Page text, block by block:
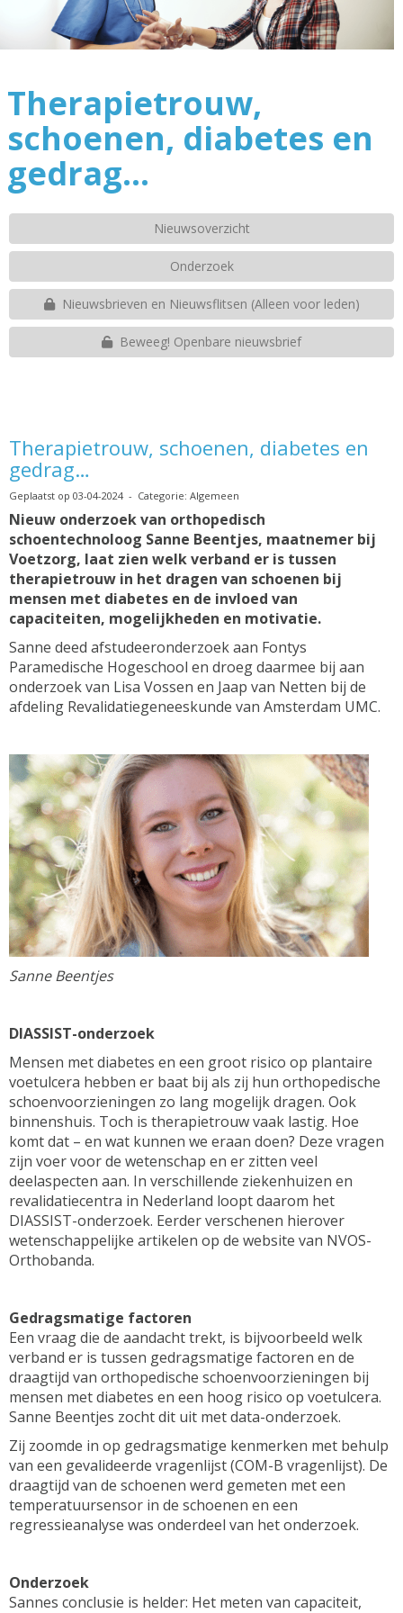
Therapietrouw,
schoenen, diabetes en
gedrag…
Nieuwsoverzicht
Onderzoek
Nieuwsbrieven en Nieuwsflitsen (Alleen voor leden)
Beweeg! Openbare nieuwsbrief
Therapietrouw, schoenen, diabetes en
gedrag…
Geplaatst op 03-04-2024 - Categorie: Algemeen
Nieuw onderzoek van orthopedisch
schoentechnoloog Sanne Beentjes, maatnemer bij
Voetzorg, laat zien welk verband er is tussen
therapietrouw in het dragen van schoenen bij
mensen met diabetes en de invloed van
capaciteiten, mogelijkheden en motivatie.
Sanne deed afstudeeronderzoek aan Fontys
Paramedische Hogeschool en droeg daarmee bij aan
onderzoek van Lisa Vossen en Jaap van Netten bij de
afdeling Revalidatiegeneeskunde van Amsterdam UMC.
Sanne Beentjes
DIASSIST-onderzoek
Mensen met diabetes en een groot risico op plantaire
voetulcera hebben er baat bij als zij hun orthopedische
schoenvoorzieningen zo lang mogelijk dragen. Ook
binnenshuis. Toch is therapietrouw vaak lastig. Hoe
komt dat – en wat kunnen we eraan doen? Deze vragen
zijn voer voor de wetenschap en er zitten veel
deelaspecten aan. In verschillende ziekenhuizen en
revalidatiecentra in Nederland loopt daarom het
DIASSIST-onderzoek. Eerder verschenen hierover
wetenschappelijke artikelen op de website van NVOS-
Orthobanda.
Gedragsmatige factoren
Een vraag die de aandacht trekt, is bijvoorbeeld welk
verband er is tussen gedragsmatige factoren en de
draagtijd van orthopedische schoenvoorzieningen bij
mensen met diabetes en een hoog risico op voetulcera.
Sanne Beentjes zocht dit uit met data-onderzoek.
Zij zoomde in op gedragsmatige kenmerken met behulp
van een gevalideerde vragenlijst (COM-B vragenlijst). De
draagtijd van de schoenen werd gemeten met een
temperatuursensor in de schoenen en een
regressieanalyse was onderdeel van het onderzoek.
Onderzoek
Sannes conclusie is helder: Het meten van capaciteit,